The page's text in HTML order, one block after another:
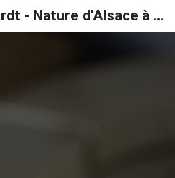
Paule & Michel Ehrhardt - Nature d'Alsace à 6, 8 et 1000 pattes